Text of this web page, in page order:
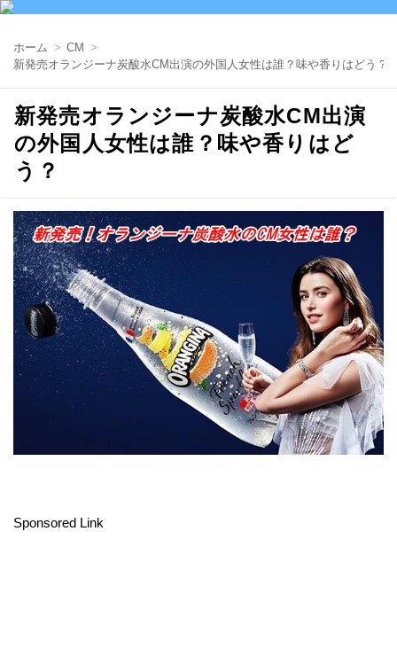
ホーム
CM
新発売オランジーナ炭酸水CM出演の外国人女性は誰？味や香りはどう？
新発売オランジーナ炭酸水CM出演
の外国人女性は誰？味や香りはど
う？
Sponsored Link